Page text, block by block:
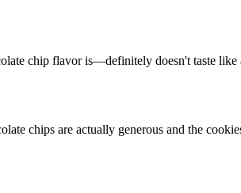
chip flavor is—definitely doesn't taste
chips are actually generous and the